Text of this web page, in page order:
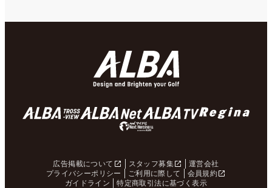
広告掲載について スタッフ募集
運営会社
プライバシーポリシー
ご利用に際して
会員規約
ガイドライン
特定商取引法に基づく表示